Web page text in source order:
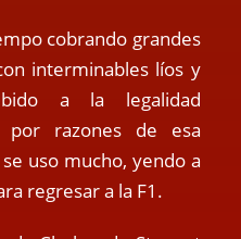
cobrando grandes
interminables líos y
a la legalidad
por razones de esa
uso mucho, yendo a
regresar a la F1.